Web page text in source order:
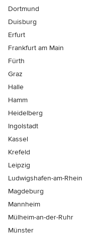
Dortmund
Duisburg
Erfurt
Frankfurt am Main
Fürth
Graz
Halle
Hamm
Heidelberg
Ingolstadt
Kassel
Krefeld
Leipzig
Ludwigshafen-am-Rhein
Magdeburg
Mannheim
Mülheim-an-der-Ruhr
Münster